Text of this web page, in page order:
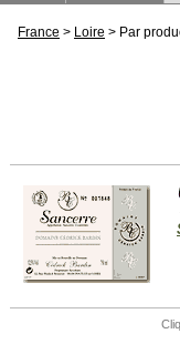
France > Loire > Par